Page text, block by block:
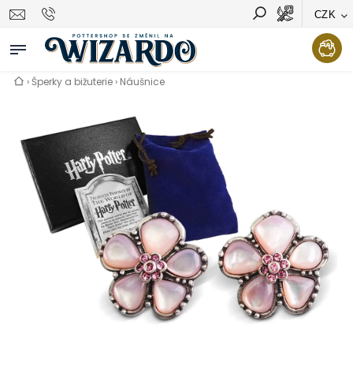
CZK
Vyhledávání Hledat
›Šperky a bižuterie › Náušnice